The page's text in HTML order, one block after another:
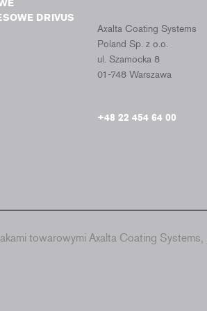
DRIVUS
Axalta Coating Systems
Poland Sp. z o.o.
ul. Szamocka 8
01-748 Warszawa
+48 22 454 64 00
towarowymi Axalta Coating Systems,